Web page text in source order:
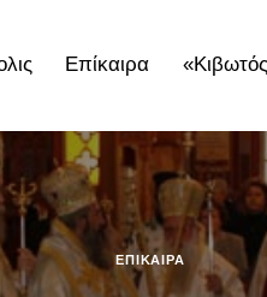
Επίκαιρα
«Κιβωτός» Web TV
ΕΠΊΚΑΙΡΑ